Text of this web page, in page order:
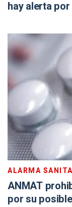
hay alerta
ALARMA
ANMAT
por su